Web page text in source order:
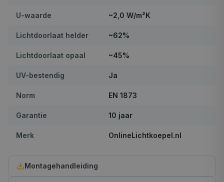
U-waarde ~2,0 W/m²K
Lichtdoorlaat helder ~62%
Lichtdoorlaat opaal ~45%
UV-bestendig Ja
Norm EN 1873
Garantie 10 jaar
Merk OnlineLichtkoepel.nl
Montagehandleiding